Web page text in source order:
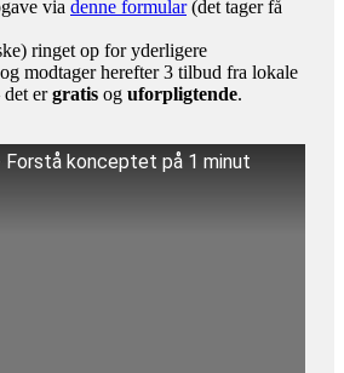
via denne formular(det tager få
ringet op for yderligere
modtager herefter 3 tilbud fra lokale
det ergratis og uforpligtende.
konceptet på 1 minut